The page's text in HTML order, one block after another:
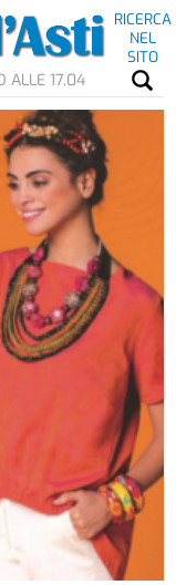
RICERCA
NEL
SITO
ALLE 17.04